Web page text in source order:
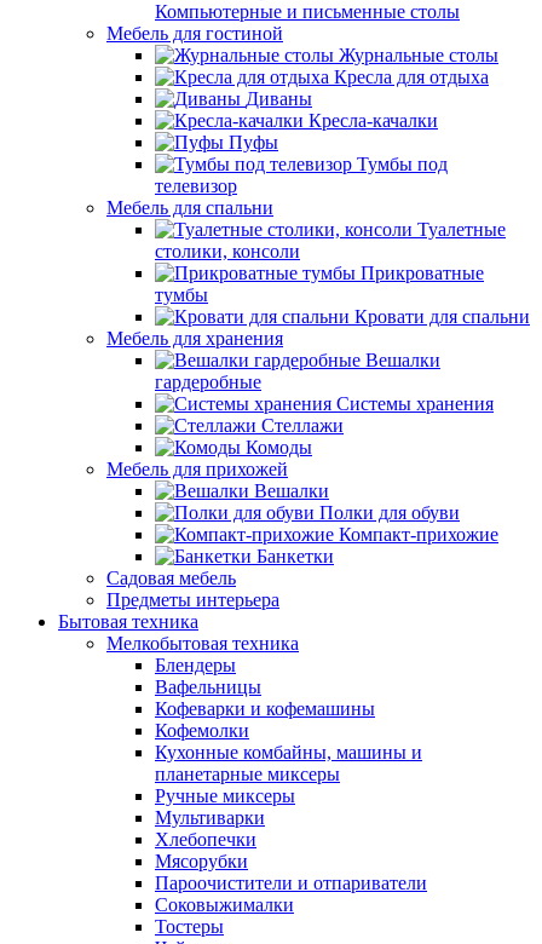
Компьютерные и письменные столы
Мебель для гостиной
Журнальные столы
Кресла для отдыха
Диваны
Кресла-качалки
Пуфы
Тумбы под
телевизор
Мебель для спальни
Туалетные
столики, консоли
Прикроватные
тумбы
Кровати для спальни
Мебель для хранения
Вешалки
гардеробные
Системы хранения
Стеллажи
Комоды
Мебель для прихожей
Вешалки
Полки для обуви
Компакт-прихожие
Банкетки
Садовая мебель
Предметы интерьера
Бытовая техника
Мелкобытовая техника
Блендеры
Вафельницы
Кофеварки и кофемашины
Кофемолки
Кухонные комбайны, машины и
планетарные миксеры
Ручные миксеры
Мультиварки
Хлебопечки
Мясорубки
Пароочистители и отпариватели
Соковыжималки
Тостеры